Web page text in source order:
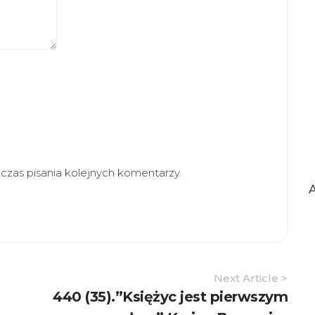
pisania kolejnych komentarzy.
Next Article >
440 (35).”Księżyc jest pierwszym